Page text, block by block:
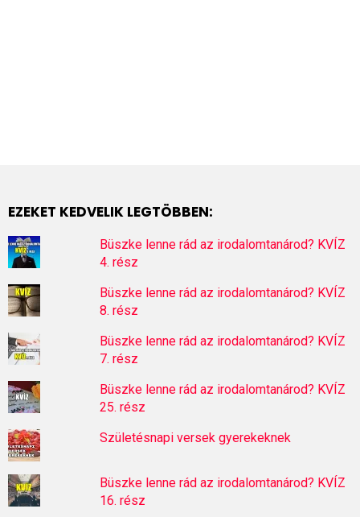
EZEKET KEDVELIK LEGTÖBBEN:
Büszke lenne rád az irodalomtanárod? KVÍZ
4. rész
Büszke lenne rád az irodalomtanárod? KVÍZ
8. rész
Büszke lenne rád az irodalomtanárod? KVÍZ
7. rész
Büszke lenne rád az irodalomtanárod? KVÍZ
25. rész
Születésnapi versek gyerekeknek
Büszke lenne rád az irodalomtanárod? KVÍZ
16. rész